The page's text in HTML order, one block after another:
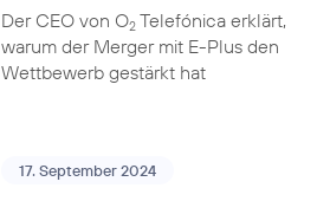
Der CEO von O2Telefónica erklärt,
warum der Merger mit E-Plus den
Wettbewerb gestärkt hat
17. September 2024